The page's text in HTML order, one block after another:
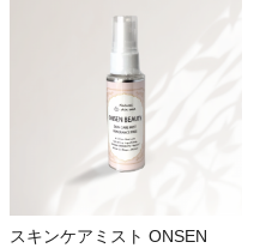
スキンケアミスト ONSEN